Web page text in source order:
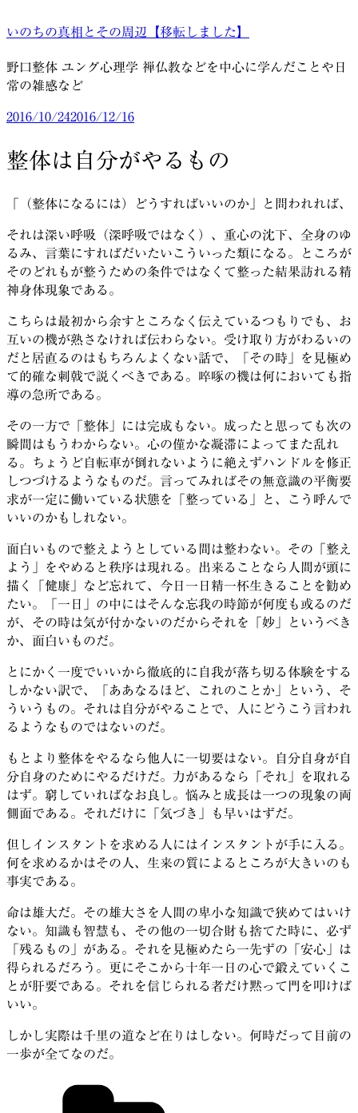
ン
ン
ツ
へ
キ
ッ
いのちの真相とその周辺【移転しました】
野口整体 ユング心理学 禅仏教などを中心に学んだことや日
常の雑感など
投
日:
2016/10/242016/12/16
整体は自分がやるもの
「（整体になるには）どうすればいいのか」と問われれば、
それは深い呼吸（深呼吸ではなく）、重心の沈下、全身のゆ
るみ、言葉にすればだいたいこういった類になる。ところが
そのどれもが整うための条件ではなくて整った結果訪れる精
神身体現象である。
こちらは最初から余すところなく伝えているつもりでも、お
互いの機が熟さなければ伝わらない。受け取り方がわるいの
だと居直るのはもちろんよくない話で、「その時」を見極め
て的確な刺戟で説くべきである。啐啄の機は何においても指
導の急所である。
その一方で「整体」には完成もない。成ったと思っても次の
瞬間はもうわからない。心の僅かな凝滞によってまた乱れ
る。ちょうど自転車が倒れないように絶えずハンドルを修正
しつづけるようなものだ。言ってみればその無意識の平衡要
求が一定に働いている状態を「整っている」と、こう呼んで
いいのかもしれない。
面白いもので整えようとしている間は整わない。その「整え
よう」をやめると秩序は現れる。出来ることなら人間が頭に
描く「健康」など忘れて、今日一日精一杯生きることを勧め
たい。「一日」の中にはそんな忘我の時節が何度も或るのだ
が、その時は気が付かないのだからそれを「妙」というべき
か、面白いものだ。
とにかく一度でいいから徹底的に自我が落ち切る体験をする
しかない訳で、「ああなるほど、これのことか」という、そ
ういうもの。それは自分がやることで、人にどうこう言われ
るようなものではないのだ。
もとより整体をやるなら他人に一切要はない。自分自身が自
分自身のためにやるだけだ。力があるなら「それ」を取れる
はず。窮していればなお良し。悩みと成長は一つの現象の両
側面である。それだけに「気づき」も早いはずだ。
但しインスタントを求める人にはインスタントが手に入る。
何を求めるかはその人、生来の質によるところが大きいのも
事実である。
命は雄大だ。その雄大さを人間の卑小な知識で狭めてはいけ
ない。知識も智慧も、その他の一切合財も捨てた時に、必ず
「残るもの」がある。それを見極めたら一先ずの「安心」は
得られるだろう。更にそこから十年一日の心で鍛えていくこ
とが肝要である。それを信じられる者だけ黙って門を叩けば
いい。
しかし実際は千里の道など在りはしない。何時だって目前の
一歩が全てなのだ。